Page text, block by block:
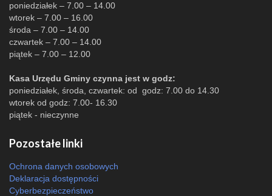
poniedziałek – 7.00 – 14.00
wtorek – 7.00 – 16.00
środa – 7.00 – 14.00
czwartek – 7.00 – 14.00
piątek – 7.00 – 12.00
Kasa Urzędu Gminy czynna jest w godz:
poniedziałek, środa, czwartek: od godz: 7.00 do 14.30
wtorek od godz: 7.00- 16.30
piątek - nieczynne
Pozostałe linki
Ochrona danych osobowych
Deklaracja dostępności
Cyberbezpieczeństwo